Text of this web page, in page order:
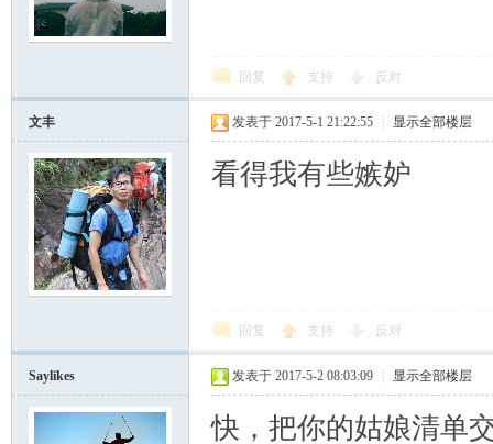
回复 支持 反对
文丰 发表于 2017-5-1 21:22:55 显示全部楼层
看得我有些嫉妒
回复 支持 反对
Saylikes 发表于 2017-5-2 08:03:09 显示全部楼层
快，把你的姑娘清单